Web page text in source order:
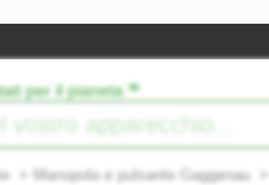
per il pianeta”
> Manopola e pulsante Gaggenau >